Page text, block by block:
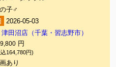
子♂
2026-05-03
津田沼店（千葉・習志野市）
円
164,780円)
あり